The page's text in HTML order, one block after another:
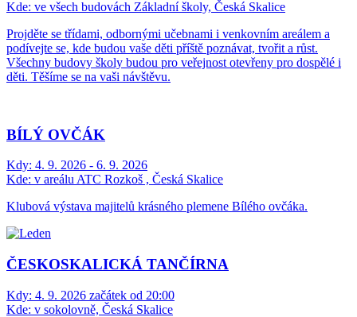
Kde: ve všech budovách Základní školy, Česká Skalice
Projděte se třídami, odbornými učebnami i venkovním areálem a
podívejte se, kde budou vaše děti příště poznávat, tvořit a růst.
Všechny budovy školy budou pro veřejnost otevřeny pro dospělé i
děti. Těšíme se na vaši návštěvu.
BÍLÝ OVČÁK
Kdy: 4. 9. 2026 - 6. 9. 2026
Kde: v areálu ATC Rozkoš , Česká Skalice
Klubová výstava majitelů krásného plemene Bílého ovčáka.
ČESKOSKALICKÁ TANČÍRNA
Kdy: 4. 9. 2026 začátek od 20:00
Kde: v sokolovně, Česká Skalice